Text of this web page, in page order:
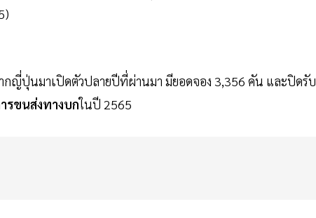
ญี่ปุ่นมาเปิดตัวปลายปีที่ผ่านมา มียอดจอง 3,356 คัน และปิดรับ
รขนส่งทางบกในปี 2565